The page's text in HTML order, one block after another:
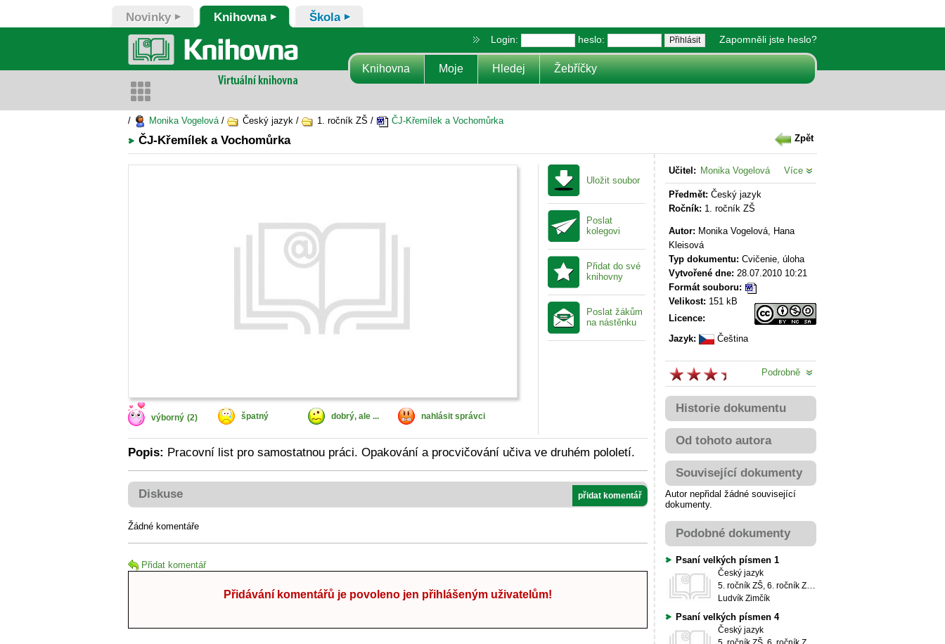
Novinky Knihovna Škola
Login: heslo: Zapomněli jste heslo?
Knihovna Moje Hledej Žebříčky
/ Monika Vogelová/ Český jazyk / 1. ročník ZŠ / ČJ-Křemílek a Vochomůrka
ČJ-Křemílek a Vochomůrka Zpět
výborný (2) špatný dobrý, ale ... nahlásit správci
Uložit soubor
Poslat
kolegovi
Přidat do své
knihovny
Poslat žákům
na nástěnku
Popis: Pracovní list pro samostatnou práci. Opakování a procvičování učiva ve druhém pololetí.
Diskuse přidat komentář
Žádné komentáře
Přidat komentář
Přidávání komentářů je povoleno jen přihlášeným uživatelům!
Učitel: Monika Vogelová Více
Předmět: Český jazyk
Ročník: 1. ročník ZŠ
Autor: Monika Vogelová, Hana
Kleisová
Typ dokumentu: Cvičenie, úloha
Vytvořené dne: 28.07.2010 10:21
Formát souboru:
Velikost: 151 kB
Licence:
Jazyk:
Čeština
Podrobně
Historie dokumentu
Od tohoto autora
Související dokumenty
Autor nepřidal žádné související
dokumenty.
Podobné dokumenty
Psaní velkých písmen 1
Český jazyk
5. ročník ZŠ, 6. ročník ZŠ, 7. ročník ZŠ, 8. ročník ZŠ, 9. ročník ZŠ
Ludvík Zimčík
Psaní velkých písmen 4
Český jazyk